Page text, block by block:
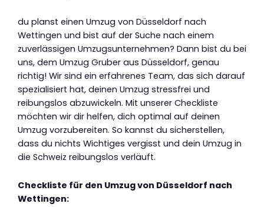
du planst einen Umzug von Düsseldorf nach
Wettingen und bist auf der Suche nach einem
zuverlässigen Umzugsunternehmen? Dann bist du bei
uns, dem Umzug Gruber aus Düsseldorf, genau
richtig! Wir sind ein erfahrenes Team, das sich darauf
spezialisiert hat, deinen Umzug stressfrei und
reibungslos abzuwickeln. Mit unserer Checkliste
möchten wir dir helfen, dich optimal auf deinen
Umzug vorzubereiten. So kannst du sicherstellen,
dass du nichts Wichtiges vergisst und dein Umzug in
die Schweiz reibungslos verläuft.
Checkliste für den Umzug von Düsseldorf nach
Wettingen: